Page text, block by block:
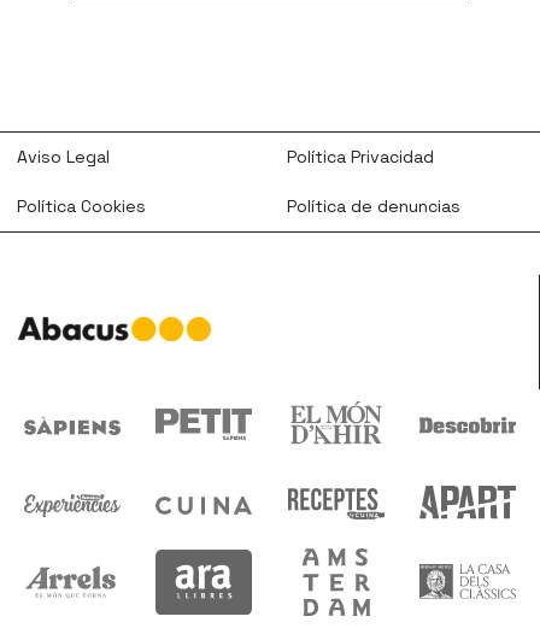
Aviso Legal Política Privacidad
Política Cookies Política de denuncias